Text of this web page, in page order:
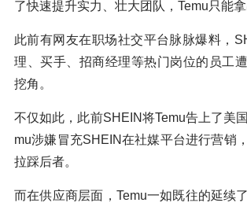
了快速提升实力、壮大团队，Temu只能拿
此前有网友在职场社交平台脉脉爆料，
理、买手、招商经理等热门岗位的员工
挖角。
不仅如此，此前SHEIN将Temu告上了美
mu涉嫌冒充SHEIN在社媒平台进行营销
拉踩后者。
而在供应商层面，Temu一如既往的延续